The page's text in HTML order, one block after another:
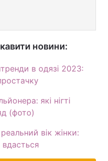
новини:
в одязі 2023:
які нігті
(фото)
вік жінки: